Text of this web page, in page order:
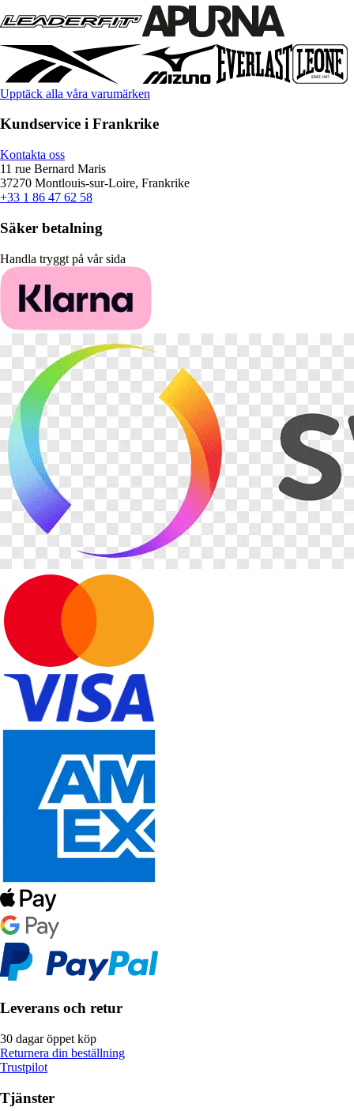
Upptäck alla våra varumärken
Kundservice i Frankrike
Kontakta oss
11 rue Bernard Maris
37270 Montlouis-sur-Loire, Frankrike
+33 1 86 47 62 58
Säker betalning
Handla tryggt på vår sida
Leverans och retur
30 dagar öppet köp
Returnera din beställning
Trustpilot
Tjänster